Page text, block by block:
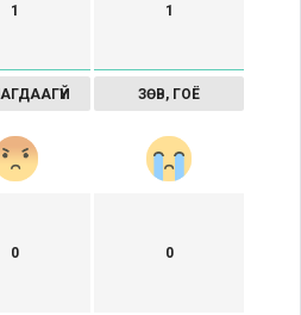
1 1
ЗӨВ, ГОЁ
0 0